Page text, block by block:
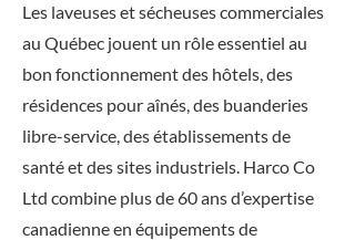
Les laveuses et sécheuses commerciales
au Québec jouent un rôle essentiel au
bon fonctionnement des hôtels, des
résidences pour aînés, des buanderies
libre-service, des établissements de
santé et des sites industriels. Harco Co
Ltd combine plus de 60 ans d’expertise
canadienne en équipements de